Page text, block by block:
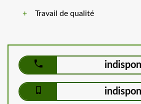
Travail de qualité